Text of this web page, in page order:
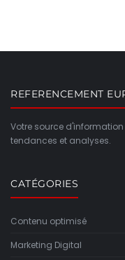
REFERENCEMENT
Votre source
tendances et analyses.
CATÉGORIES
Contenu optimisé
Marketing Digital